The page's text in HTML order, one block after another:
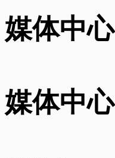
媒体中心
媒体中心